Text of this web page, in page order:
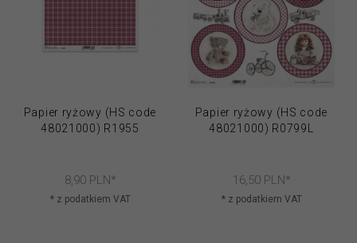
Papier ryżowy (HS code
48021000) R1955
8, 90 PLN*
* z podatkiem VAT
Papier ryżowy (HS code
48021000) R0799L
16, 50 PLN*
* z podatkiem VAT